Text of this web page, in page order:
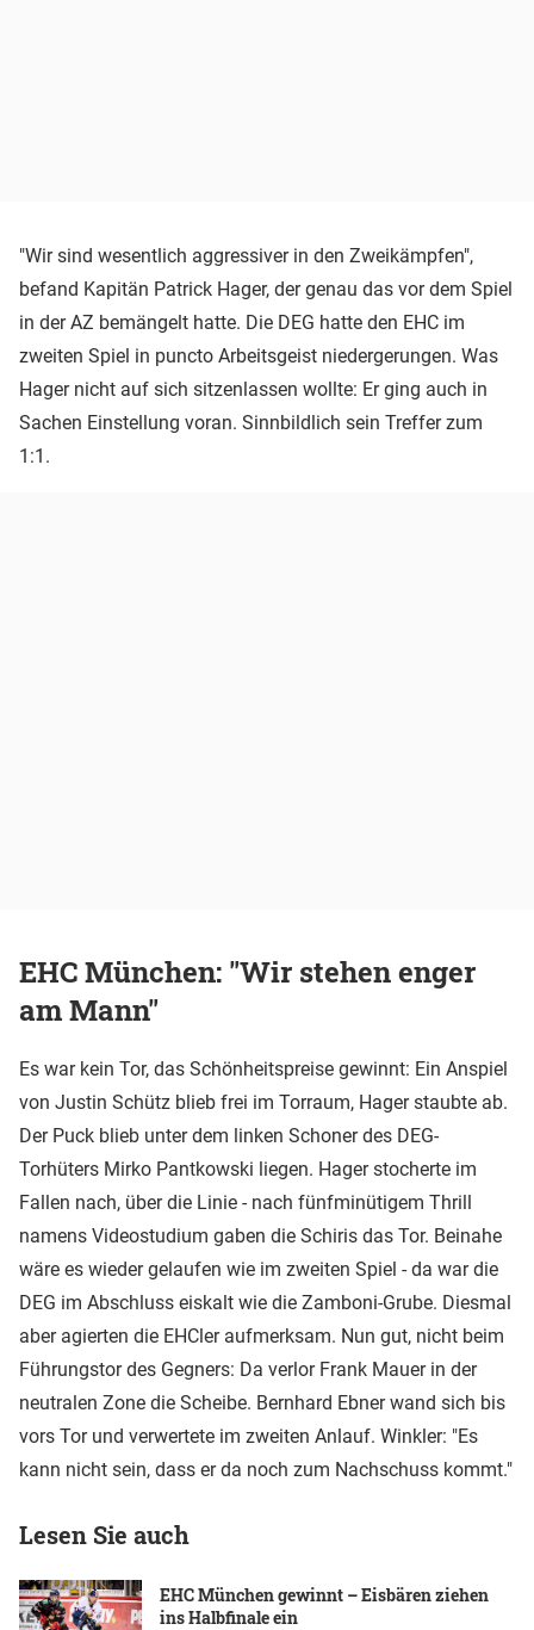
"Wir sind wesentlich aggressiver in den Zweikämpfen",
befand Kapitän Patrick Hager, der genau das vor dem Spiel
in der AZ bemängelt hatte. Die DEG hatte den EHC im
zweiten Spiel in puncto Arbeitsgeist niedergerungen. Was
Hager nicht auf sich sitzenlassen wollte: Er ging auch in
Sachen Einstellung voran. Sinnbildlich sein Treffer zum
1:1.
EHC München: "Wir stehen enger
am Mann"
Es war kein Tor, das Schönheitspreise gewinnt: Ein Anspiel
von Justin Schütz blieb frei im Torraum, Hager staubte ab.
Der Puck blieb unter dem linken Schoner des DEG-
Torhüters Mirko Pantkowski liegen. Hager stocherte im
Fallen nach, über die Linie - nach fünfminütigem Thrill
namens Videostudium gaben die Schiris das Tor. Beinahe
wäre es wieder gelaufen wie im zweiten Spiel - da war die
DEG im Abschluss eiskalt wie die Zamboni-Grube. Diesmal
aber agierten die EHCler aufmerksam. Nun gut, nicht beim
Führungstor des Gegners: Da verlor Frank Mauer in der
neutralen Zone die Scheibe. Bernhard Ebner wand sich bis
vors Tor und verwertete im zweiten Anlauf. Winkler: "Es
kann nicht sein, dass er da noch zum Nachschuss kommt."
Lesen Sie auch
EHC München gewinnt – Eisbären ziehen
ins Halbfinale ein